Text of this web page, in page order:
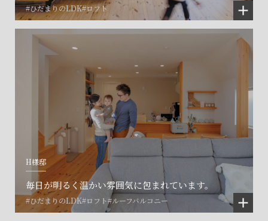
#ひだまりのLDK#ロフト
H様邸
毎日が明るく温かい雰囲気に包まれています。
#ひだまりのLDK#ロフト#ルーフバルコニー